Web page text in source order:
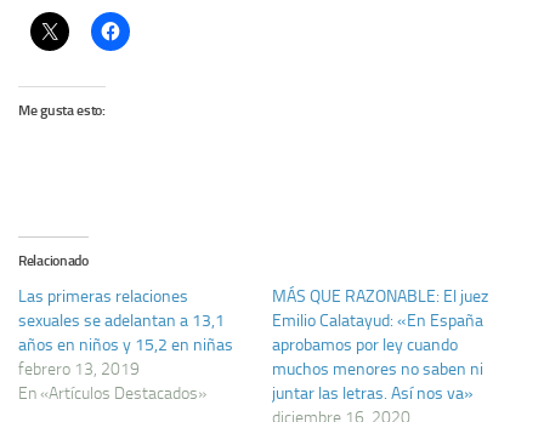
Me gusta esto:
Relacionado
Las primeras relaciones
sexuales se adelantan a 13,1
años en niños y 15,2 en niñas
febrero 13, 2019
En «Artículos Destacados»
MÁS QUE RAZONABLE: El juez
Emilio Calatayud: «En España
aprobamos por ley cuando
muchos menores no saben ni
juntar las letras. Así nos va»
diciembre 16, 2020